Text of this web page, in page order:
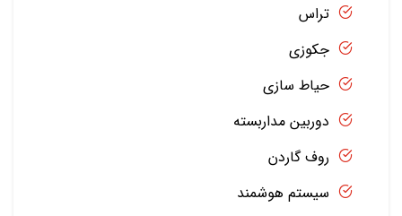
تراس
جکوزی
حیاط سازی
دوربین مداربسته
روف گاردن
سیستم هوشمند